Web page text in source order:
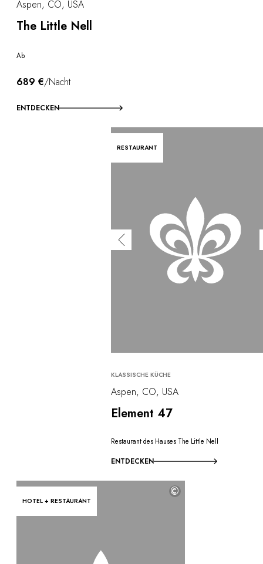
Aspen, CO, USA
The Little Nell
Ab
689 €/Nacht
ENTDECKEN
RESTAURANT
KLASSISCHE KÜCHE
Aspen, CO, USA
Element 47
Restaurant des Hauses The Little Nell
ENTDECKEN
HOTEL + RESTAURANT
©